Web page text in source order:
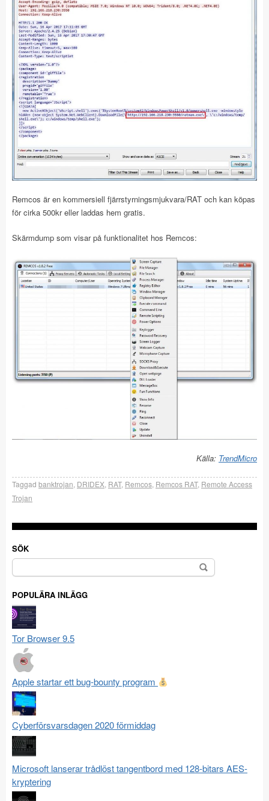
Remcos är en kommersiell fjärrstyrningsmjukvara/RAT och kan köpas
för cirka 500kr eller laddas hem gratis.
Skärmdump som visar på funktionalitet hos Remcos:
Källa: TrendMicro
Taggad banktrojan DRIDEX RAT, Remcos Remcos RAT, Remote Access
Trojan
SÖK
Sök
efter:
POPULÄRA INLÄGG
Tor Browser 9.5
Apple startar ett bug-bounty program
Cyberförsvarsdagen 2020 förmiddag
Microsoft lanserar trådlöst tangentbord med 128-bitars AES-
kryptering